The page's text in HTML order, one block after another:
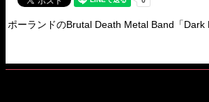
ポーランドのBrutal Death Metal Band「